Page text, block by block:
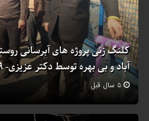
کلنگ زنی پروژه های آبرسانی
آباد و بی بهره توسط دکتر عزیزی- ۹ اسفند ۱۳۹۶
۵ سال قبل